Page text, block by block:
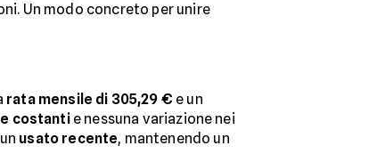
Un modo concreto per unire
rata mensile di 305,29 € e un
costantie nessuna variazione nei
usato recente, mantenendo un